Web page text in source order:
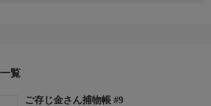
札が使われた。祭りの夜、長崎屋から銀の
覧
ご存じ金さん捕物帳 #9